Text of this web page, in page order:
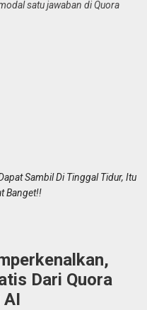
satu jawaban di Quora
Sambil Di Tinggal Tidur, Itu
Banget!!
Dari Quora
AI